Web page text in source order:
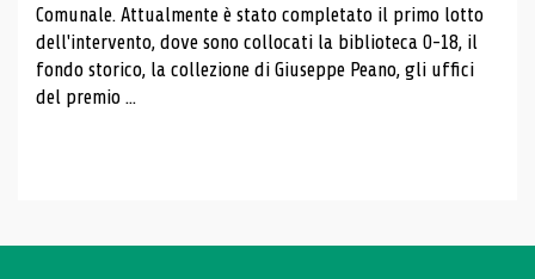
Comunale. Attualmente è stato completato il primo lotto
dell'intervento, dove sono collocati la biblioteca 0-18, il
fondo storico, la collezione di Giuseppe Peano, gli uffici
del premio ...